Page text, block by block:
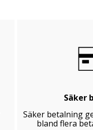
Säker
Säker betalning
bland flera